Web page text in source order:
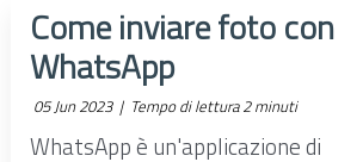
Come inviare foto con
WhatsApp
05 Jun 2023 | Tempo di lettura 2 minuti
WhatsApp è un'applicazione di